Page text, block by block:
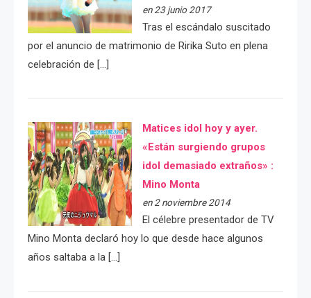
en 23 junio 2017
Tras el escándalo suscitado
por el anuncio de matrimonio de Ririka Suto en plena
celebración de […]
Matices idol hoy y ayer.
«Están surgiendo grupos
idol demasiado extraños» :
Mino Monta
en 2 noviembre 2014
El célebre presentador de TV
Mino Monta declaró hoy lo que desde hace algunos
años saltaba a la […]